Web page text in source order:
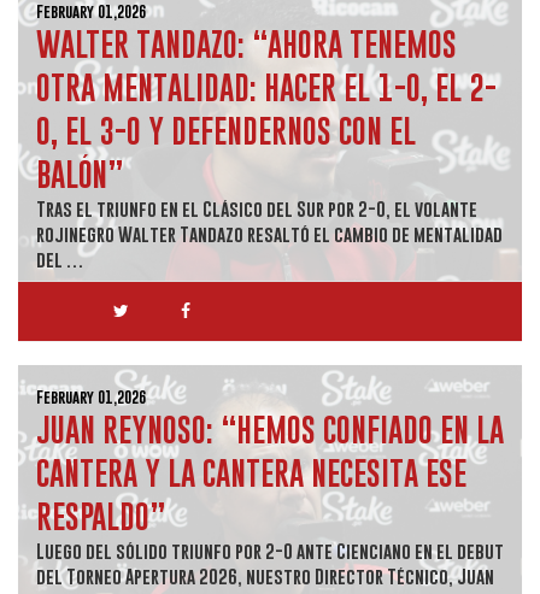
February 01,2026
WALTER TANDAZO: “AHORA TENEMOS
OTRA MENTALIDAD: HACER EL 1-0, EL 2-
0, EL 3-0 Y DEFENDERNOS CON EL
BALÓN”
Tras el triunfo en el Clásico del Sur por 2-0, el volante
rojinegro Walter Tandazo resaltó el cambio de mentalidad
del …
February 01,2026
JUAN REYNOSO: “HEMOS CONFIADO EN LA
CANTERA Y LA CANTERA NECESITA ESE
RESPALDO”
Luego del sólido triunfo por 2-0 ante Cienciano en el debut
del Torneo Apertura 2026, nuestro Director Técnico, Juan